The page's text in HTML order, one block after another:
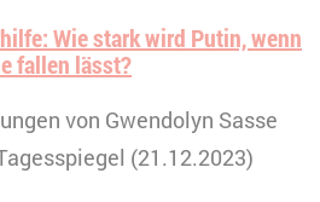
Wie stark wird Putin, wenn
fallen lässt?
von Gwendolyn Sasse
(21.12.2023)